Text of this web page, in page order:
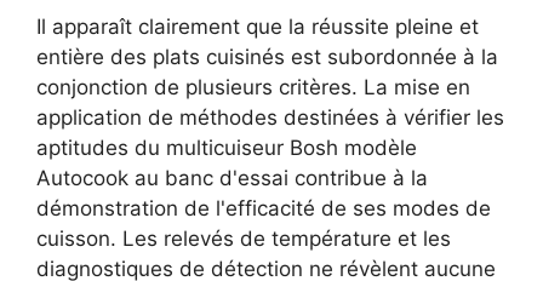
Il apparaît clairement que la réussite pleine et
entière des plats cuisinés est subordonnée à la
conjonction de plusieurs critères. La mise en
application de méthodes destinées à vérifier les
aptitudes du multicuiseur Bosh modèle
Autocook au banc d'essai contribue à la
démonstration de l'efficacité de ses modes de
cuisson. Les relevés de température et les
diagnostiques de détection ne révèlent aucune